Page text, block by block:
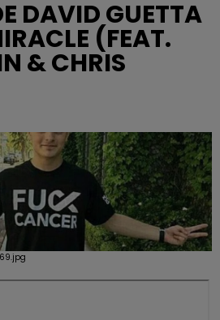
DAVID GUETTA
(FEAT.
& CHRIS